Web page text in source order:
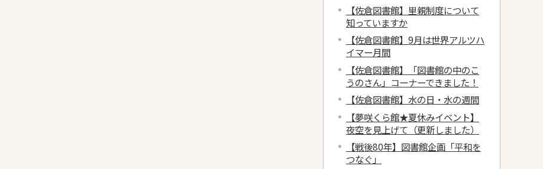
【佐倉図書館】里親制度について
知っていますか
【佐倉図書館】9月は世界アルツハ
イマー月間
【佐倉図書館】「図書館の中のこ
うのさん」コーナーできました！
【佐倉図書館】水の日・水の週間
【夢咲くら館★夏休みイベント】
夜空を見上げて（更新しました）
【戦後80年】図書館企画「平和を
つなぐ」